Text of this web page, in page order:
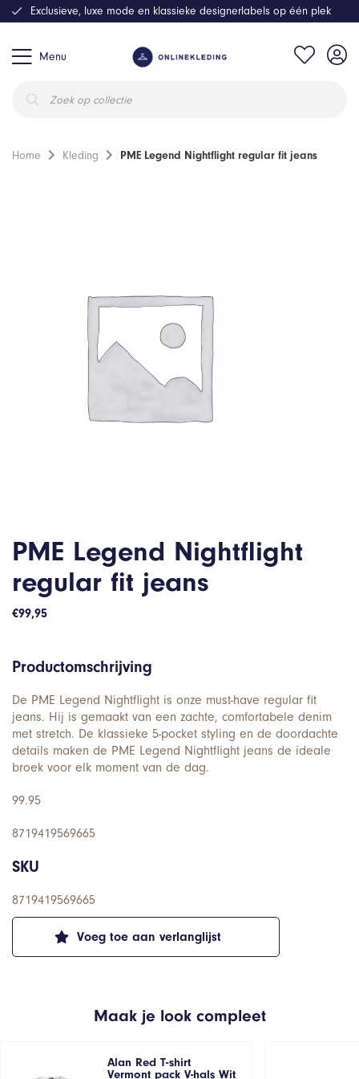
Menu
zoeken
Exclusieve, luxe mode en klassieke designerlabels op één plek
Home Kleding PME Legend Nightflight regular fit jeans
PME Legend Nightflight
regular fit jeans
€99,95
Voeg toe aan verlanglijst
Productomschrijving
De PME Legend Nightflight is onze must-have regular fit
jeans. Hij is gemaakt van een zachte, comfortabele denim
met stretch. De klassieke 5-pocket styling en de doordachte
details maken de PME Legend Nightflight jeans de ideale
broek voor elk moment van de dag.
99.95
8719419569665
SKU
8719419569665
Maak je look compleet
Alan Red T-shirt
Vermont pack V-hals Wit